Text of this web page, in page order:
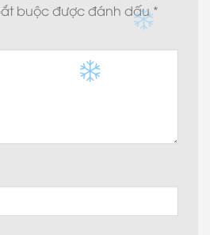
buộc được đánh dấu*